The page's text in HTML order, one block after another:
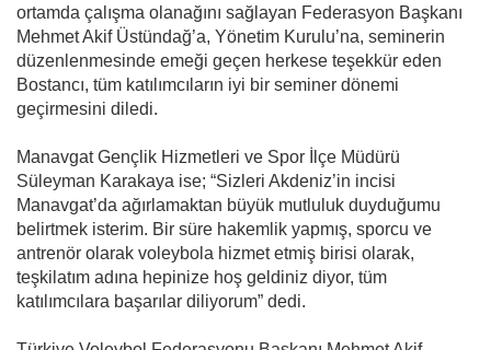
ortamda çalışma olanağını sağlayan Federasyon Başkanı
Mehmet Akif Üstündağ’a, Yönetim Kurulu’na, seminerin
düzenlenmesinde emeği geçen herkese teşekkür eden
Bostancı, tüm katılımcıların iyi bir seminer dönemi
geçirmesini diledi.
Manavgat Gençlik Hizmetleri ve Spor İlçe Müdürü
Süleyman Karakaya ise; “Sizleri Akdeniz’in incisi
Manavgat’da ağırlamaktan büyük mutluluk duyduğumu
belirtmek isterim. Bir süre hakemlik yapmış, sporcu ve
antrenör olarak voleybola hizmet etmiş birisi olarak,
teşkilatım adına hepinize hoş geldiniz diyor, tüm
katılımcılara başarılar diliyorum” dedi.